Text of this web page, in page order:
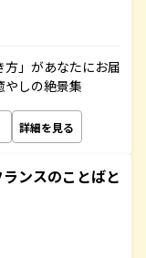
」があなたにお届
やしの絶景集
詳細を見る
ンスのことばと